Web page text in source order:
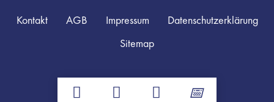
Kontakt AGB Impressum
Datenschutzerklärung
Sitemap